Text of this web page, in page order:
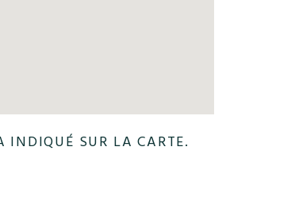
INDIQUÉ SUR LA CARTE.